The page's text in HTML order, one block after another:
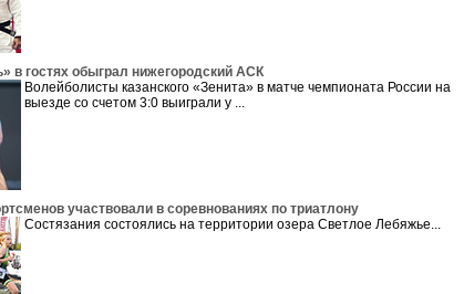
в гостях обыграл нижегородский АСК
Волейболисты казанского «Зенита» в матче чемпионата России на
выезде со счетом 3:0 выиграли у ...
участвовали в соревнованиях по триатлону
Состязания состоялись на территории озера Светлое Лебяжье...